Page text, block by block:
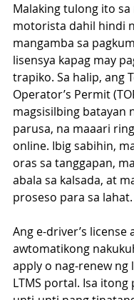
Malaking tulong ito sa
motorista dahil hindi
mangamba sa
lisensya kapag may
trapiko. Sa halip, ang
Operator’s Permit
magsisilbing batayan
parusa, na maaari
online. Ibig sabihin,
oras sa tanggapan,
abala sa kalsada, at
proseso para sa lahat.
Ang e-driver’s license
awtomatikong
apply o nag-renew ng
LTMS portal. Isa itong